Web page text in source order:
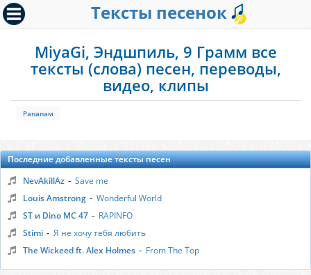
Тексты песенок
MiyaGi, Эндшпиль, 9 Грамм все
тексты (слова) песен, переводы,
видео, клипы
Рапапам
Последние добавленные тексты песен
NevAkillAz - Save me
Louis Amstrong - Wonderful World
ST и Dino MC 47 - RAPINFO
Stimi - Я не хочу тебя любить
The Wickeed ft. Alex Holmes - From The Top